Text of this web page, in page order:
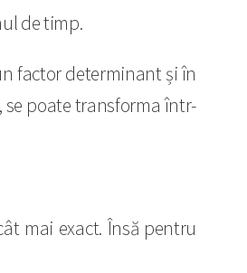
de timp.
factor determinant și în
se poate transforma într-
mai exact. Însă pentru